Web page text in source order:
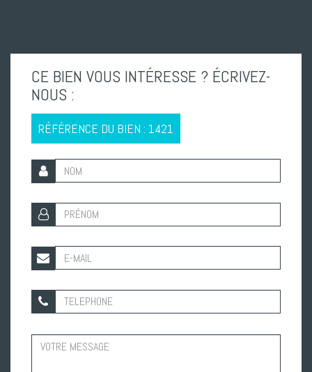
CE BIEN VOUS INTÉRESSE ? ÉCRIVEZ-
NOUS :
RÉFÉRENCE DU BIEN : 1421